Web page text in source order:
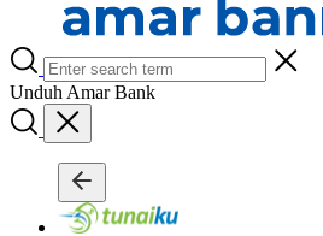
Unduh Amar Bank